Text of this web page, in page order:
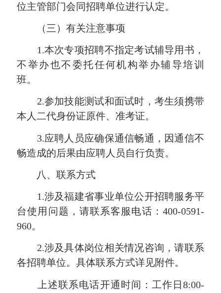
位主管部门会同招聘单位进行认定。
（三）有关注意事项
1.本次专项招聘不指定考试辅导用书，
不举办也不委托任何机构举办辅导培训
班。
2.参加技能测试和面试时，考生须携带
本人二代身份证原件、准考证。
3.应聘人员应确保通信畅通，因通信不
畅造成的后果由应聘人员自行负责。
八、联系方式
1.涉及福建省事业单位公开招聘服务平
台使用问题，请联系客服电话：400-0591-
960。
2.涉及具体岗位相关情况咨询，请联系
各招聘单位。具体联系方式详见附件。
上述联系电话开通时间：工作日8:00-